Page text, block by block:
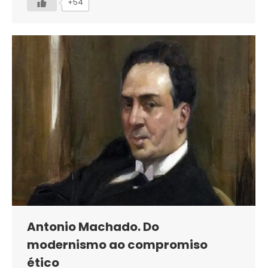
+54
Antonio Machado. Do
modernismo ao compromiso
ético